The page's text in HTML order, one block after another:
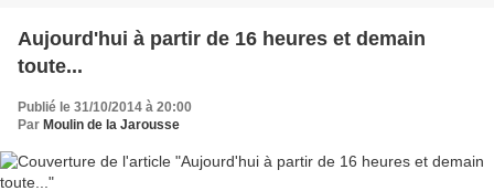
Aujourd'hui à partir de 16 heures et demain
toute...
Publié le 31/10/2014 à 20:00
Par Moulin de la Jarousse